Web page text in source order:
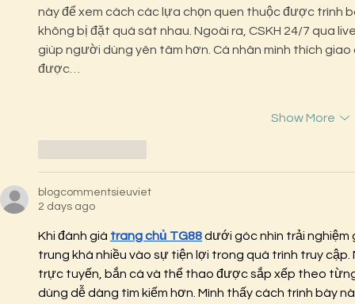
này để xem cách các lựa chọn quen thuộc được trình
không bị đặt quá sát nhau. Ngoài ra, CSKH 24/7 qua
giúp người dùng yên tâm hơn. Cá nhân mình thích
được…
Show More
blogcommentsieuviet
2 days ago
Khi đánh giá trang chủ TG88 dưới góc nhìn trải nghiệm
trung khá nhiều vào sự tiện lợi trong quá trình truy
trực tuyến, bắn cá và thể thao được sắp xếp theo
dùng dễ dàng tìm kiếm hơn. Mình thấy cách trình bày